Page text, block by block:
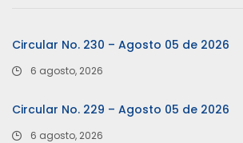
Circular No. 230 – Agosto 05 de 2026
6 agosto, 2026
Circular No. 229 – Agosto 05 de 2026
6 agosto, 2026